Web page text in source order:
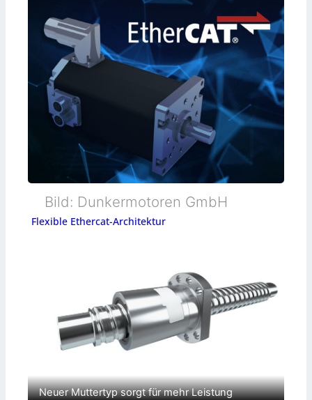
Bild: Dunkermotoren GmbH
Flexible Ethercat-Architektur
Neuer Muttertyp sorgt für mehr Leistung